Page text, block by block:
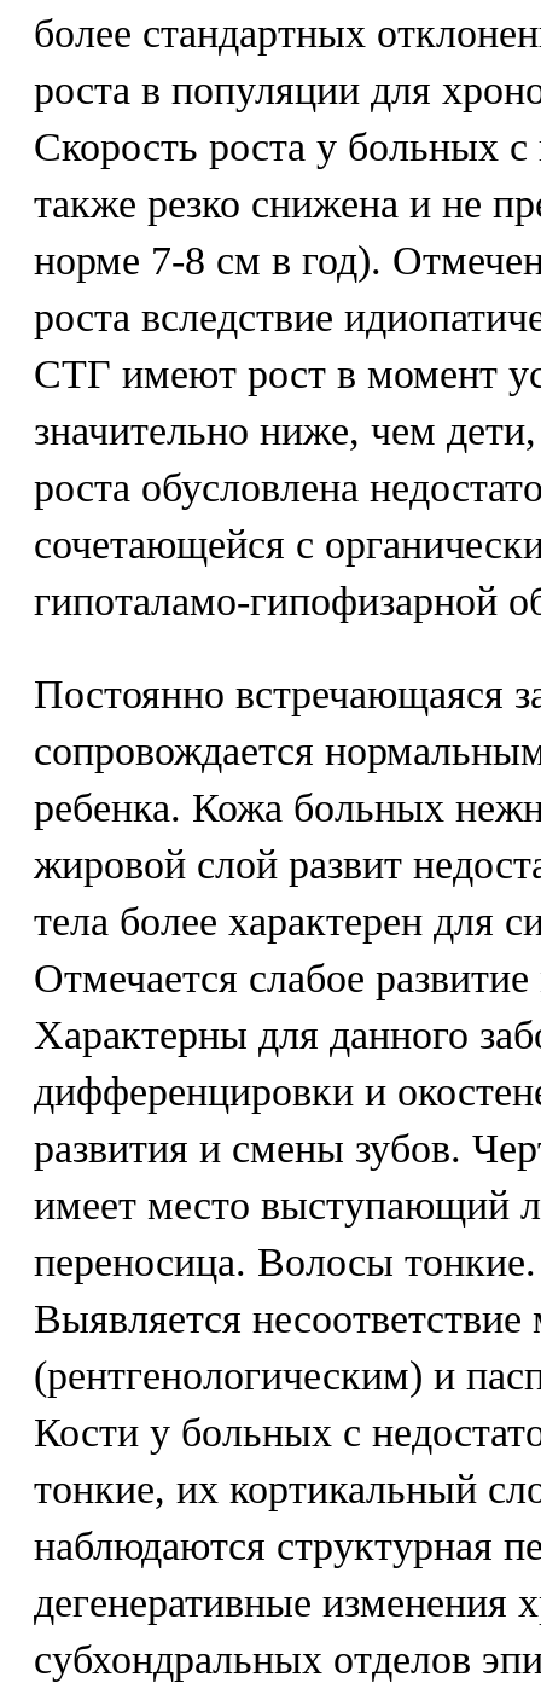
более стандартных
роста в популяции для
Скорость роста у больных
также резко снижена и не
норме 7-8 см в год).
роста вследствие
СТГ имеют рост в момент
значительно ниже, чем
роста обусловлена
сочетающейся с
гипоталамо-гипофизарной
Постоянно встречающаяся
сопровождается
ребенка. Кожа больных
жировой слой развит
тела более характерен для
Отмечается слабое
Характерны для данного
дифференцировки и
развития и смены зубов.
имеет место выступающий
переносица. Волосы
Выявляется
(рентгенологическим) и
Кости у больных с
тонкие, их кортикальный
наблюдаются структурная
дегенеративные изменения
субхондральных отделов